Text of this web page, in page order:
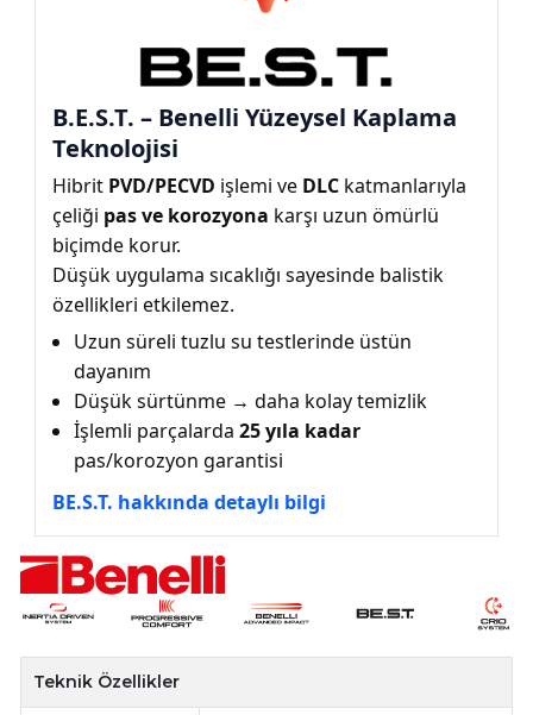
B.E.S.T. – Benelli Yüzeysel Kaplama
Teknolojisi
Hibrit PVD/PECVD işlemi ve DLCkatmanlarıyla
çeliği pas ve korozyona karşı uzun ömürlü
biçimde korur.
Düşük uygulama sıcaklığı sayesinde balistik
özellikleri etkilemez.
Uzun süreli tuzlu su testlerinde üstün
dayanım
Düşük sürtünme → daha kolay temizlik
İşlemli parçalarda 25 yıla kadar
pas/korozyon garantisi
BE.S.T. hakkında detaylı bilgi
Teknik Özellikler